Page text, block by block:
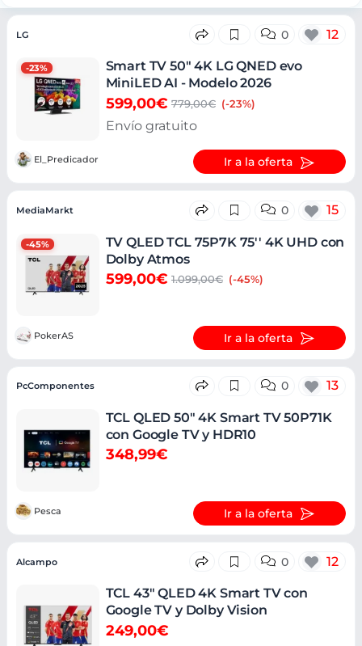
Ofertas
-23%
LG 0 12
Smart TV 50" 4K LG QNED evo
MiniLED AI - Modelo 2026
599,00€ 779,00€ (-23%)
Envío gratuito
El_Predicador Ir a la oferta
-45%
MediaMarkt 0 15
TV QLED TCL 75P7K 75'' 4K UHD con
Dolby Atmos
599,00€ 1.099,00€ (-45%)
PokerAS Ir a la oferta
PcComponentes 0 13
TCL QLED 50" 4K Smart TV 50P71K
con Google TV y HDR10
348,99€
Pesca Ir a la oferta
Alcampo 0 12
TCL 43" QLED 4K Smart TV con
Google TV y Dolby Vision
249,00€